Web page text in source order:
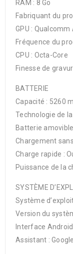
RAM : 8 Go
Fabriquant du
GPU :
Fréquence du
CPU : Octa-Core
Finesse de
BATTERIE
Capacité : 5260
Technologie de
Batterie
Chargement
Charge rapide :
Puissance de la
SYSTÈME
Système
Version du
Interface Android
Assistant :